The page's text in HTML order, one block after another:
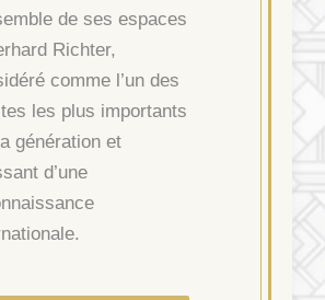
de ses espaces
Richter,
comme l’un des
les plus importants
génération et
d’une